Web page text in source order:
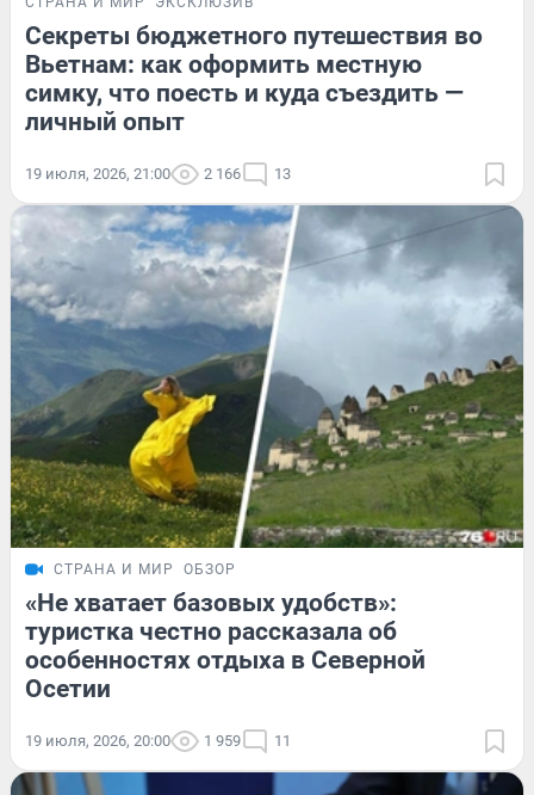
Секреты бюджетного путешествия во
Вьетнам: как оформить местную
симку, что поесть и куда съездить —
личный опыт
19 июля, 2026, 21:00 2 166 13
СТРАНА И МИР ОБЗОР
«Не хватает базовых удобств»:
туристка честно рассказала об
особенностях отдыха в Северной
Осетии
19 июля, 2026, 20:00 1 959 11